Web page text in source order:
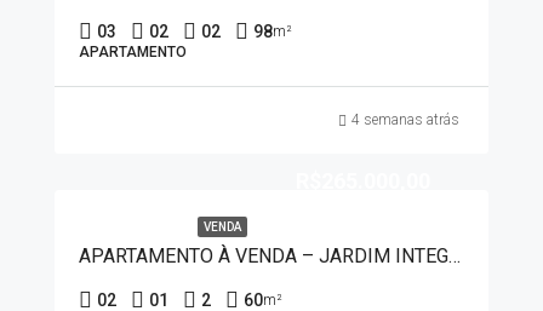
03 02 02 98m²
APARTAMENTO
4 semanas atrás
VENDA
APARTAMENTO À VENDA – JARDIM INTEGRAÇÃO 50014
02 01 2 60m²